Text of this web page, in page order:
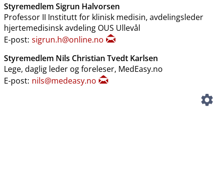
Styremedlem Sigrun Halvorsen
Professor II Institutt for klinisk medisin, avdelingsleder
hjertemedisinsk avdeling OUS Ullevål
E-post: sigrun.h@online.no
Styremedlem Nils Christian Tvedt Karlsen
Lege, daglig leder og foreleser, MedEasy.no
E-post: nils@medeasy.no